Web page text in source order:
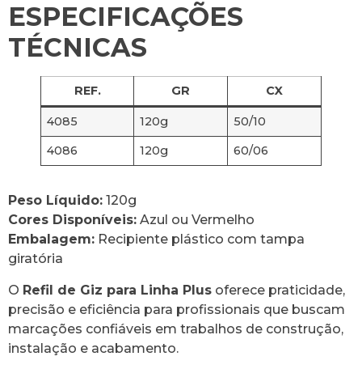
ESPECIFICAÇÕES
TÉCNICAS
REF. GR CX
4085 120g
50/10
4086
120g 60/06
Peso Líquido: 120g
Cores Disponíveis: Azul ou Vermelho
Embalagem: Recipiente plástico com tampa
giratória
O Refil de Giz para Linha Plus oferece praticidade,
precisão e eficiência para profissionais que buscam
marcações confiáveis em trabalhos de construção,
instalação e acabamento.